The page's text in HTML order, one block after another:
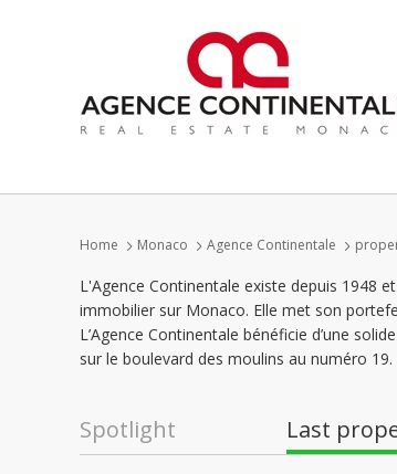
Home Monaco Agence Continentale
L'Agence Continentale existe depuis 1948
immobilier sur Monaco. Elle met son
L’Agence Continentale bénéficie d’une
sur le boulevard des moulins au numéro
Spotlight Last